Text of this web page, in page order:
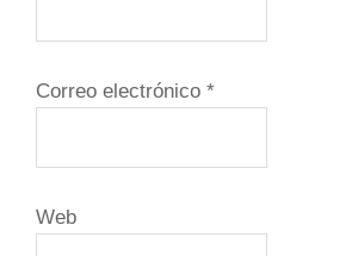
Correo electrónico *
Web